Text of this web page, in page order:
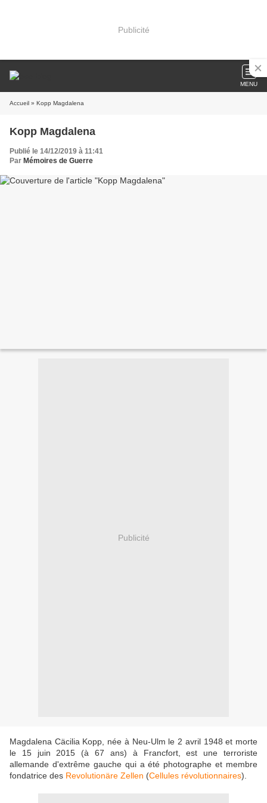
Publicité
MENU
Accueil » Kopp Magdalena
Kopp Magdalena
Publié le 14/12/2019 à 11:41
Par Mémoires de Guerre
Publicité
Magdalena Cäcilia Kopp, née à Neu-Ulm le 2 avril 1948 et morte
le 15 juin 2015 (à 67 ans) à Francfort, est une terroriste
allemande d'extrême gauche qui a été photographe et membre
fondatrice des Revolutionäre Zellen (Cellules révolutionnaires).